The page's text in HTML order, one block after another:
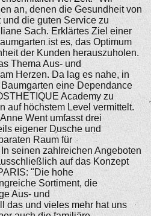
an, denen die Gesundheit von
die guten Service zu
Sach. Erklärtes Ziel einer
ist es, das Optimum
der Kunden herauszuholen.
Thema Aus- und
Herzen. Da lag es nahe, in
eine Dependance
Academy zu
auf höchstem Level vermittelt.
Went umfasst drei
eigener Dusche und
Raum für
seinen zahlreichen Angeboten
auf das Konzept
"Die hohe
Sortiment, die
Aus- und
das und vieles mehr hat uns